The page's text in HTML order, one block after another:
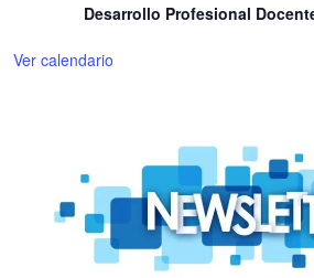
Desarrollo Profesional
Ver calendario